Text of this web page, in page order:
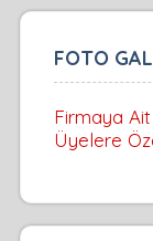
FOTO
Firmaya
Üyelere